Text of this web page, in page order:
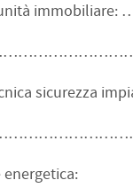
sicurezza